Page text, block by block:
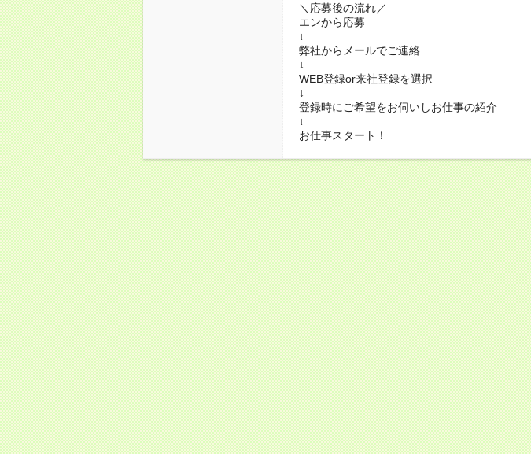
＼応募後の流れ／
エンから応募
↓
弊社からメールでご連絡
↓
WEB登録or来社登録を選択
↓
登録時にご希望をお伺いしお仕事の紹介
↓
お仕事スタート！